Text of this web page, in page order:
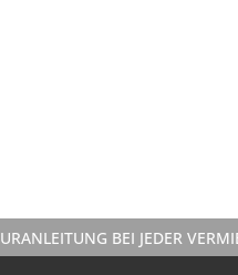
BEI JEDER